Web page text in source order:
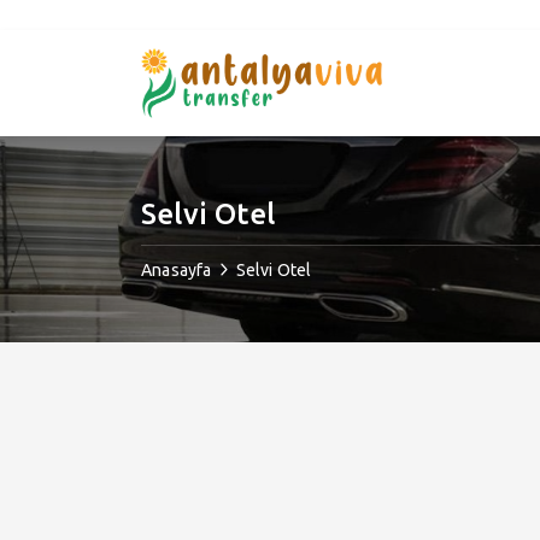
Selvi Otel
Anasayfa Selvi Otel